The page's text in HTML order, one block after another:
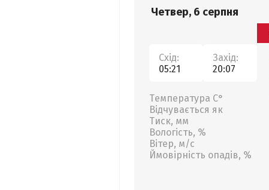
Четвер, 6 серпня
Схід:
05:21
Захід:
20:07
Температура С°
Відчувається як
Тиск, мм
Вологість, %
Вітер, м/с
Ймовірність опадів, %